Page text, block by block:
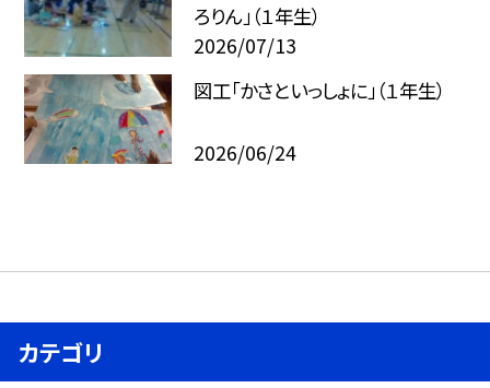
ろりん」（１年生）
2026/07/13
図工「かさといっしょに」（１年生）
2026/06/24
カテゴリ